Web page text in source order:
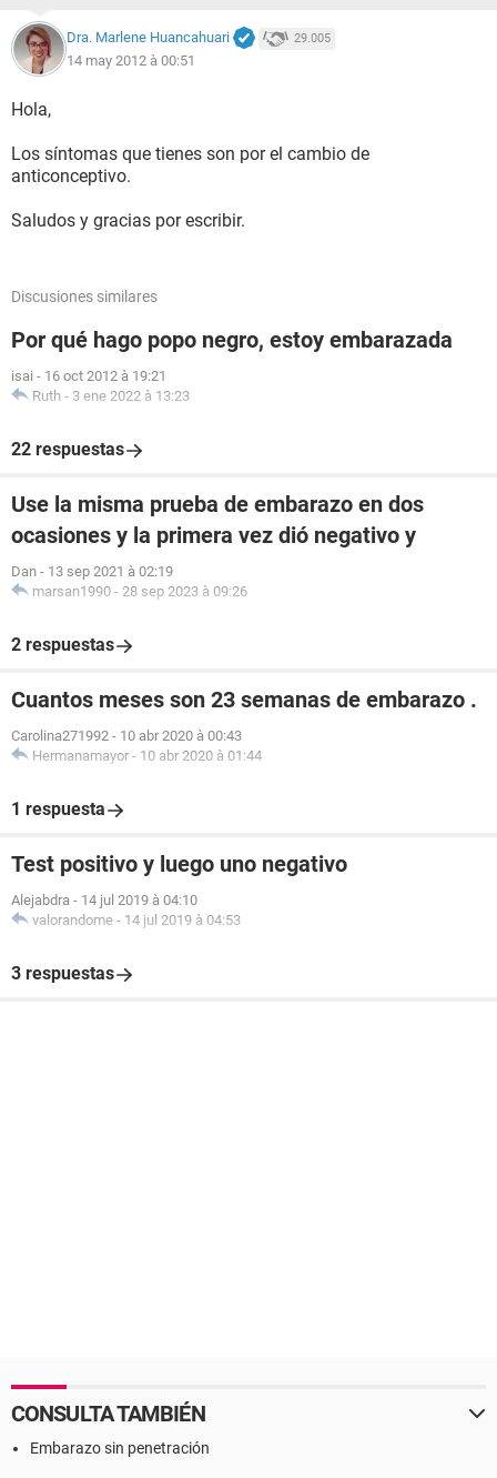
Dra. Marlene Huancahuari 29.005
14 may 2012 à 00:51
Hola,
Los síntomas que tienes son por el cambio de
anticonceptivo.
Saludos y gracias por escribir.
Discusiones similares
Por qué hago popo negro, estoy embarazada
isai - 16 oct 2012 à 19:21
Ruth - 3 ene 2022 à 13:23
22 respuestas
Use la misma prueba de embarazo en dos
ocasiones y la primera vez dió negativo y
Dan - 13 sep 2021 à 02:19
marsan1990 - 28 sep 2023 à 09:26
2 respuestas
Cuantos meses son 23 semanas de embarazo .
Carolina271992 - 10 abr 2020 à 00:43
Hermanamayor - 10 abr 2020 à 01:44
1 respuesta
Test positivo y luego uno negativo
Alejabdra - 14 jul 2019 à 04:10
valorandome - 14 jul 2019 à 04:53
3 respuestas
CONSULTA TAMBIÉN
Embarazo sin penetración